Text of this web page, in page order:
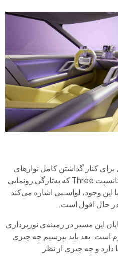
برای کنار گذاشتن کامل نوارهای
نور اعلام نکرده است. در واقع، کانسپت Three که به‌تازگی رونمایی
وجود، لواسـبی اشاره می‌کند
در حال افول است.
این مسیر در زمینه‌ی نورپردازی
است. بعد باید بپرسیم چه چیزی
و چه چیزی از نظر